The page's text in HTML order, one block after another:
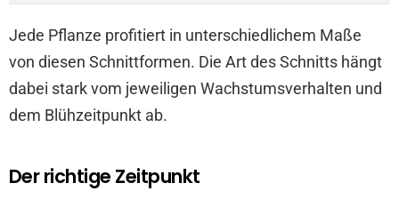
Jede Pflanze profitiert in unterschiedlichem Maße
von diesen Schnittformen. Die Art des Schnitts hängt
dabei stark vom jeweiligen Wachstumsverhalten und
dem Blühzeitpunkt ab.
Der richtige Zeitpunkt